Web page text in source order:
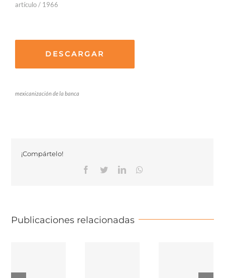
artículo / 1966
DESCARGAR
mexicanización de la banca
¡Compártelo!
Facebook
TwitterLinkedinWhatsapp
Publicaciones relacionadas